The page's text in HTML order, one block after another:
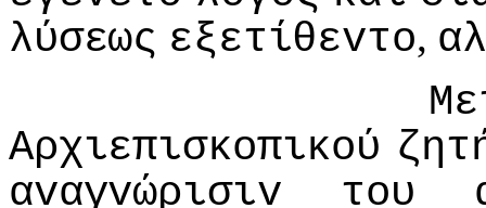
λύσεως εξετίθεvτo,
Αρχιεπισκoπικoύ
αvαγvώρισιv
τoυ